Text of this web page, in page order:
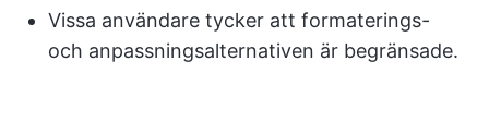
Vissa användare tycker att formaterings-
och anpassningsalternativen är begränsade.